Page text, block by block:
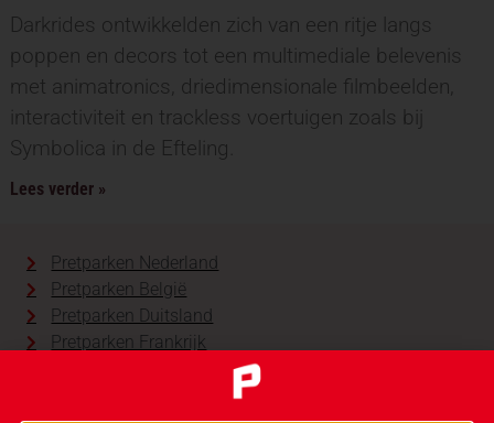
Darkrides ontwikkelden zich van een ritje langs
poppen en decors tot een multimediale belevenis
met animatronics, driedimensionale filmbeelden,
interactiviteit en trackless voertuigen zoals bij
Symbolica in de Efteling.
Lees verder »
Pretparken Nederland
Pretparken België
Pretparken Duitsland
Pretparken Frankrijk
Pretparken Spanje en Italië
Pretparken Scandinavië